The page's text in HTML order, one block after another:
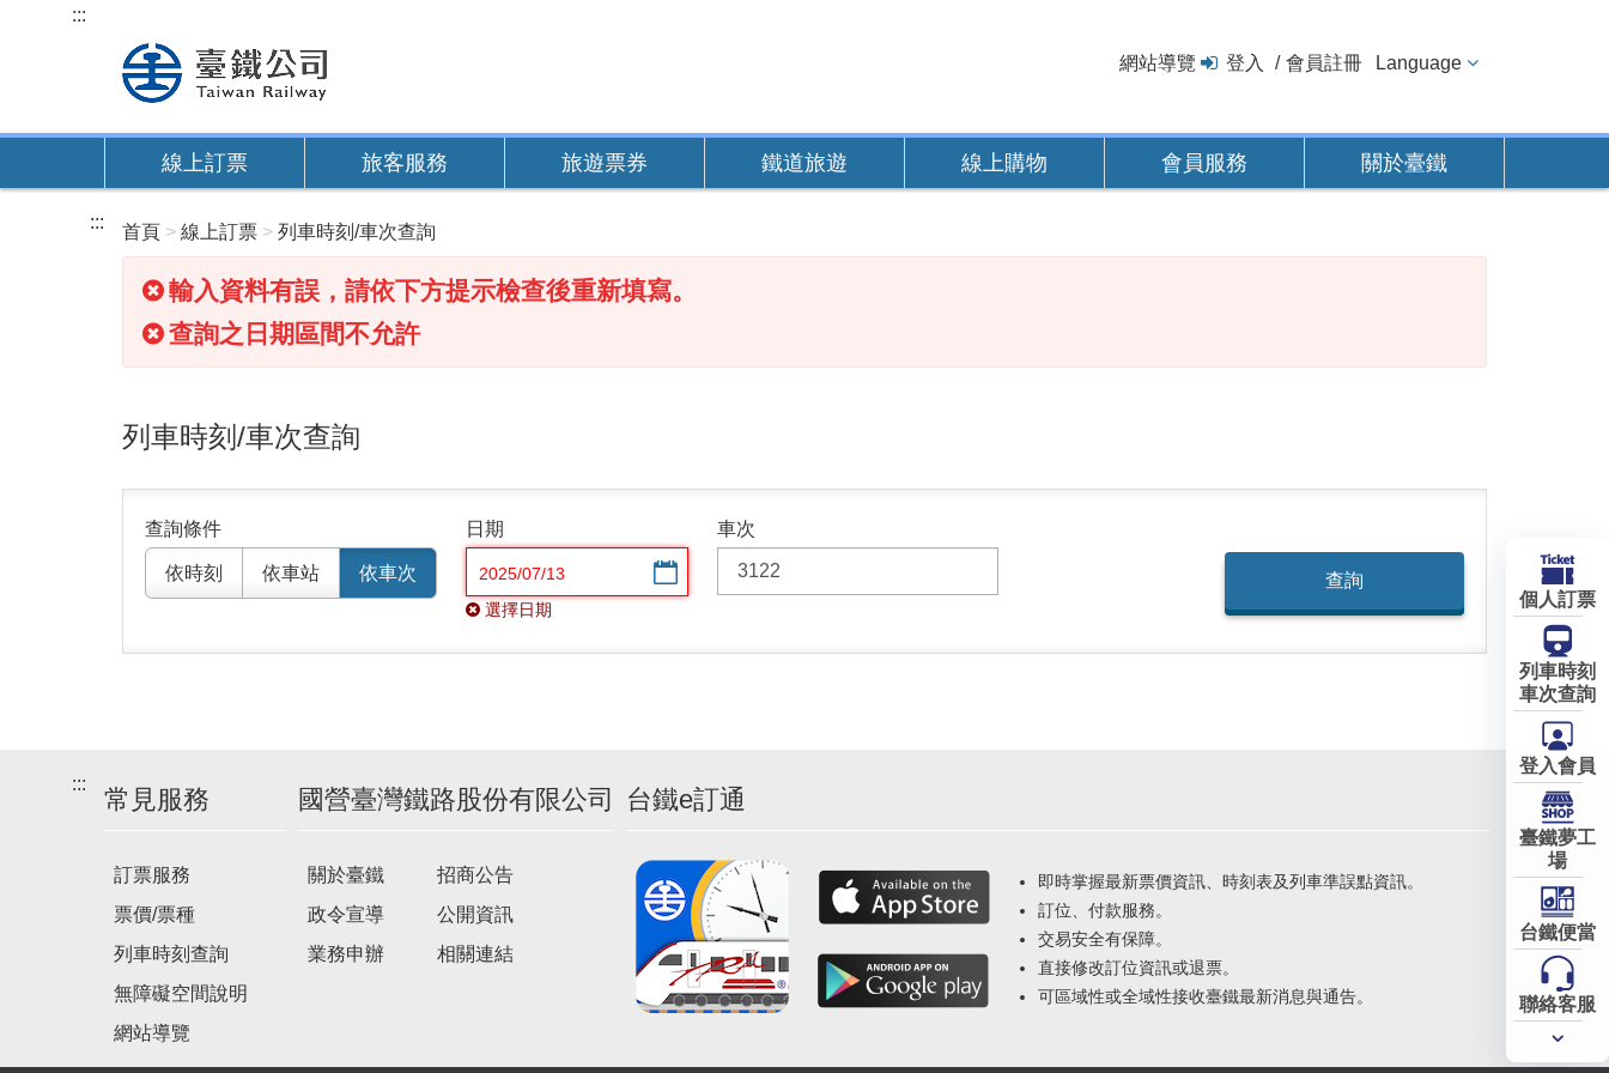
內
:::
網站導覽 登入 會員註冊 Language
線上訂票 旅客服務 旅遊票券 鐵道旅遊 線上購物 會員服務 關於臺鐵
::: 首頁 線上訂票 列車時刻/車次查詢
輸入資料有誤，請依下方提示檢查後重新填寫。
查詢之日期區間不允許
列車時刻/車次查詢
查詢條件
依時刻 依車站 依車次
日期
選擇日期
選擇日期
車次
:::
常見服務
訂票服務
票價/票種
列車時刻查詢
無障礙空間說明
網站導覽
國營臺灣鐵路股份有限公司
關於臺鐵
政令宣導
業務申辦
招商公告
公開資訊
相關連結
台鐵e訂通
即時掌握最新票價資訊、時刻表及列車準誤點資訊。
訂位、付款服務。
交易安全有保障。
直接修改訂位資訊或退票。
可區域性或全域性接收臺鐵最新消息與通告。
個人訂票
列車時刻
車次查詢
登入會員
臺鐵夢工
場
台鐵便當
聯絡客服
常用